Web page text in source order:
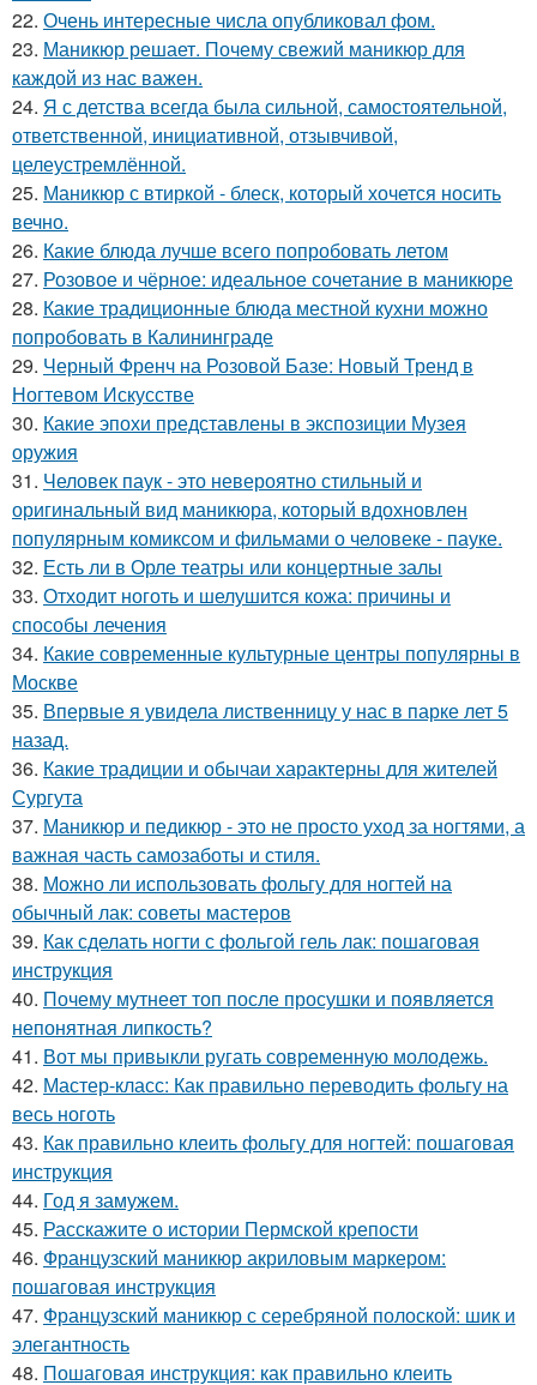
22. Очень интересные числа опубликовал фом.
23. Маникюр решает. Почему свежий маникюр для
каждой из нас важен.
24. Я с детства всегда была сильной, самостоятельной,
ответственной, инициативной, отзывчивой,
целеустремлённой.
25. Маникюр с втиркой - блеск, который хочется носить
вечно.
26. Какие блюда лучше всего попробовать летом
27. Розовое и чёрное: идеальное сочетание в маникюре
28. Какие традиционные блюда местной кухни можно
попробовать в Калининграде
29. Черный Френч на Розовой Базе: Новый Тренд в
Ногтевом Искусстве
30. Какие эпохи представлены в экспозиции Музея
оружия
31. Человек паук - это невероятно стильный и
оригинальный вид маникюра, который вдохновлен
популярным комиксом и фильмами о человеке - пауке.
32. Есть ли в Орле театры или концертные залы
33. Отходит ноготь и шелушится кожа: причины и
способы лечения
34. Какие современные культурные центры популярны в
Москве
35. Впервые я увидела лиственницу у нас в парке лет 5
назад.
36. Какие традиции и обычаи характерны для жителей
Сургута
37. Маникюр и педикюр - это не просто уход за ногтями, а
важная часть самозаботы и стиля.
38. Можно ли использовать фольгу для ногтей на
обычный лак: советы мастеров
39. Как сделать ногти с фольгой гель лак: пошаговая
инструкция
40. Почему мутнеет топ после просушки и появляется
непонятная липкость?
41. Вот мы привыкли ругать современную молодежь.
42. Мастер-класс: Как правильно переводить фольгу на
весь ноготь
43. Как правильно клеить фольгу для ногтей: пошаговая
инструкция
44. Год я замужем.
45. Расскажите о истории Пермской крепости
46. Французский маникюр акриловым маркером:
пошаговая инструкция
47. Французский маникюр с серебряной полоской: шик и
элегантность
48. Пошаговая инструкция: как правильно клеить